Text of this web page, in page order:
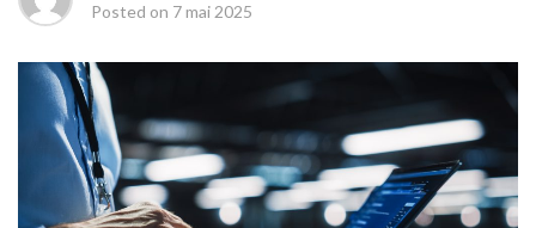
Posted on 7 mai 2025